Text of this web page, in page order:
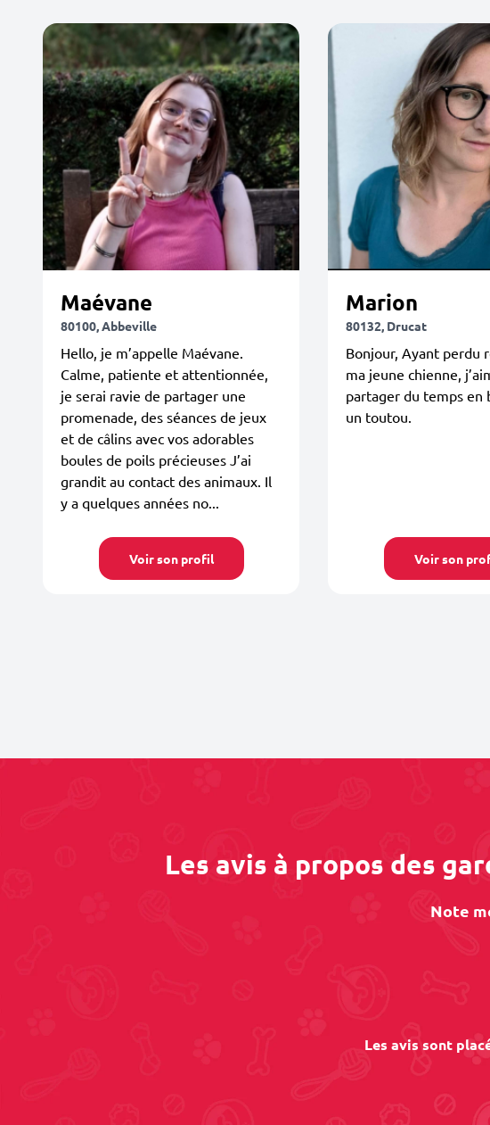
Maévane
80100, Abbeville
Hello, je m’appelle Maévane.
Calme, patiente et attentionnée,
je serai ravie de partager une
promenade, des séances de jeux
et de câlins avec vos adorables
boules de poils précieuses J’ai
grandit au contact des animaux. Il
y a quelques années no...
Voir son profil
Marion
80132, Drucat
Bonjour, Ayant perdu
ma jeune chienne,
partager du temps en
un toutou.
Voir son
Les avis à propos des
Note
Les avis sont